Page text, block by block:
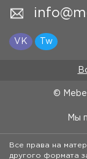
VK Tw
©
Мы
Все права на
другого формата